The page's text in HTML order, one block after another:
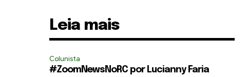
Leia mais
Colunista
#ZoomNewsNoRC por Lucianny Faria